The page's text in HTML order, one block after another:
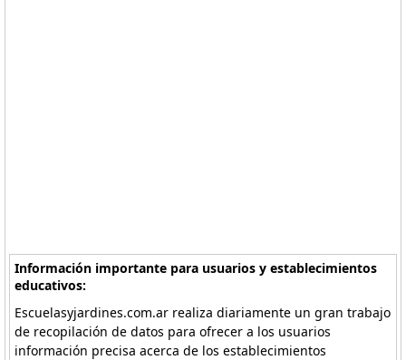
Información importante para usuarios y establecimientos
educativos:
Escuelasyjardines.com.ar realiza diariamente un gran trabajo
de recopilación de datos para ofrecer a los usuarios
información precisa acerca de los establecimientos